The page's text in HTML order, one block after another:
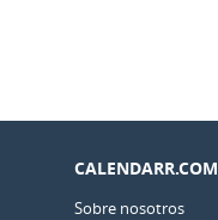
CALENDARR.COM
Sobre nosotros